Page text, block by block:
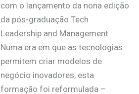
com o lançamento da nona edição
da pós-graduação Tech
Leadership and Management.
Numa era em que as tecnologias
permitem criar modelos de
negócio inovadores, esta
formação foi reformulada –